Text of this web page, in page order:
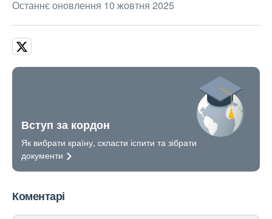
Останнє оновлення 10 жовтня 2025
Вступ за кордон
Як вибрати країну, скласти іспити та зібрати
документи
Коментарі